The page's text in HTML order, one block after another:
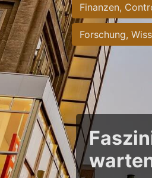
Finanzen,
Forschung,